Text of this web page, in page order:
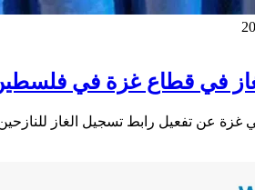
في قطاع غزة في
في غزة عن تفعيل رابط تسجيل الغاز